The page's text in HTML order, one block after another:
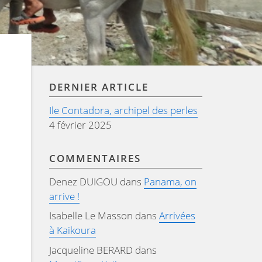
DERNIER ARTICLE
Ile Contadora, archipel des perles
4 février 2025
COMMENTAIRES
Denez DUIGOU dans Panama, on
arrive !
Isabelle Le Masson dans Arrivées
à Kaikoura
Jacqueline BERARD dans